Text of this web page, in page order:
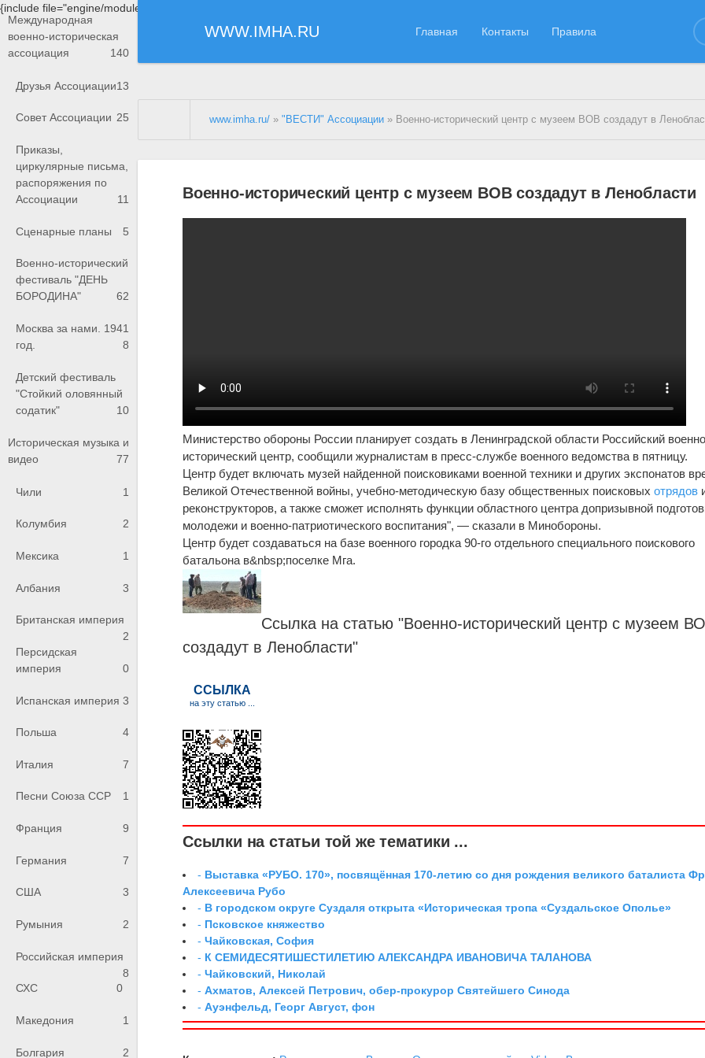
{include file="engine/modules/saperu/head.php"}
WWW.IMHA.RU Главная Контакты Правила
Международная
военно-историческая
ассоциация
140
Друзья Ассоциации13
Совет Ассоциации 25
Приказы,
циркулярные письма,
распоряжения по
Ассоциации
11
Сценарные планы 5
Военно-исторический
фестиваль "ДЕНЬ
БОРОДИНА"
62
Москва за нами. 1941
год.
8
Детский фестиваль
"Стойкий оловянный
содатик"
10
Историческая музыка и
видео
77
Чили 1
Колумбия 2
Мексика 1
Албания 3
Британская империя
2
Персидская
империя
0
Испанская империя 3
Польша 4
Италия 7
Песни Союза ССР 1
Франция 9
Германия 7
США 3
Румыния 2
Российская империя
8
СХС
0
Македония 1
Болгария 2
www.imha.ru/ »"ВЕСТИ" Ассоциации » Военно-исторический центр с музеем ВОВ создадут в
Военно-исторический центр с музеем ВОВ создадут в Ленобласти
Министерство обороны России планирует создать в Ленинградской области Российский
исторический центр, сообщили журналистам в пресс-службе военного ведомства в пятницу.
Центр будет включать музей найденной поисковиками военной техники и других экспонатов
Великой Отечественной войны, учебно-методическую базу общественных поисковыхотрядов
реконструкторов, а также сможет исполнять функции областного центра допризывной
молодежи и военно-патриотического воспитания", — сказали в Минобороны.
Центр будет создаваться на базе военного городка 90-го отдельного специального поискового
батальона в&nbsp;поселке Мга.
Ссылка на статью "Военно-исторический центр с музеем
создадут в Ленобласти"
Ссылки на статьи той же тематики ...
- Выставка «РУБО. 170», посвящённая 170-летию со дня рождения великого баталиста
Алексеевича Рубо
- В городском округе Суздаля открыта «Историческая тропа «Суздальское Ополье»
- Псковское княжество
-Чайковская, София
- К СЕМИДЕСЯТИШЕСТИЛЕТИЮ АЛЕКСАНДРА ИВАНОВИЧА ТАЛАНОВА
-Чайковский, Николай
-Ахматов, Алексей Петрович, обер-прокурор Святейшего Синода
-Ауэнфельд, Георг Август, фон